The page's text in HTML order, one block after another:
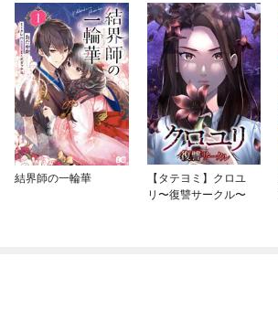
結界師の一輪華
【タテヨミ】クロユ
リ〜復讐サークル〜